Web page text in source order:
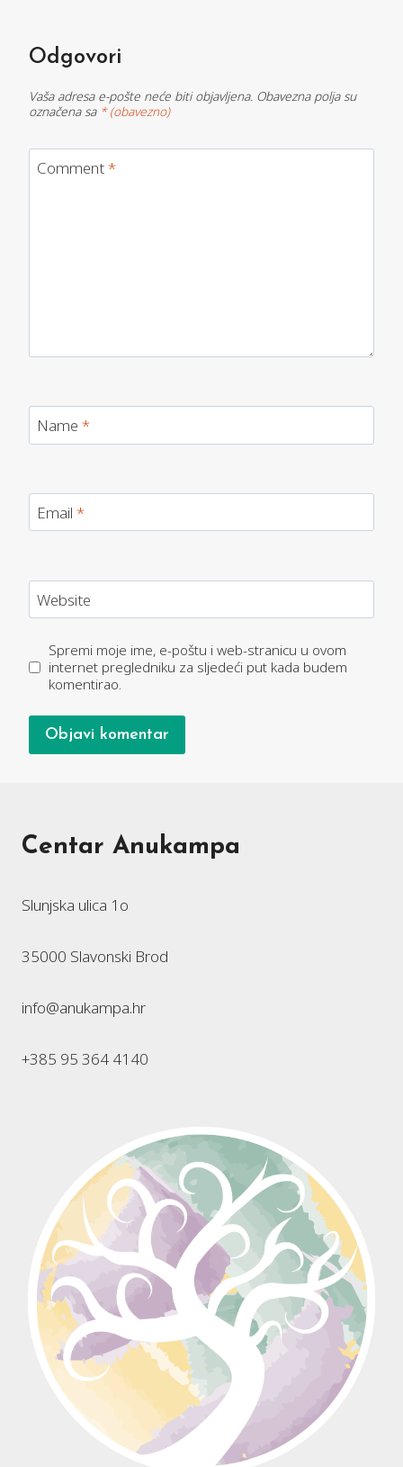
Odgovori
Vaša adresa e-pošte neće biti objavljena. Obavezna polja su
označena sa * (obavezno)
Comment*
Name *
Email *
Website
Spremi moje ime, e-poštu i web-stranicu u ovom
internet pregledniku za sljedeći put kada budem
komentirao.
Centar Anukampa
Slunjska ulica 1o
35000 Slavonski Brod
info@anukampa.hr
+385 95 364 4140